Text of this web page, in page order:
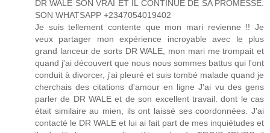
DR WALE SON VRAI ET IL CONTINUE DE SA PROMESSE.
SON WHATSAPP +2347054019402
Je suis tellement contente que mon mari revienne !! Je
veux partager mon expérience incroyable avec le plus
grand lanceur de sorts DR WALE, mon mari me trompait et
quand j'ai découvert que nous nous sommes battus qui l'ont
conduit à divorcer, j'ai pleuré et suis tombé malade quand je
cherchais des citations d'amour en ligne J'ai vu des gens
parler de DR WALE et de son excellent travail. dont le cas
était similaire au mien, ils ont laissé ses coordonnées. J'ai
contacté le DR WALE et lui ai fait part de mes inquiétudes et